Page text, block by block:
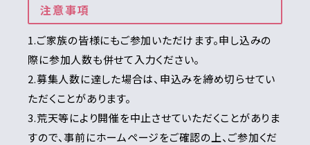
注意事項
1.ご家族の皆様にもご参加いただけます。申し込みの
際に参加人数も併せて入力ください。
2.募集人数に達した場合は、申込みを締め切らせてい
ただくことがあります。
3.荒天等により開催を中止させていただくことがありま
すので、事前にホームページをご確認の上、ご参加くだ